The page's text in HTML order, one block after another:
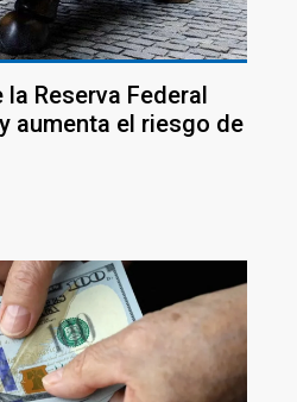
Reserva Federal
aumenta el riesgo de